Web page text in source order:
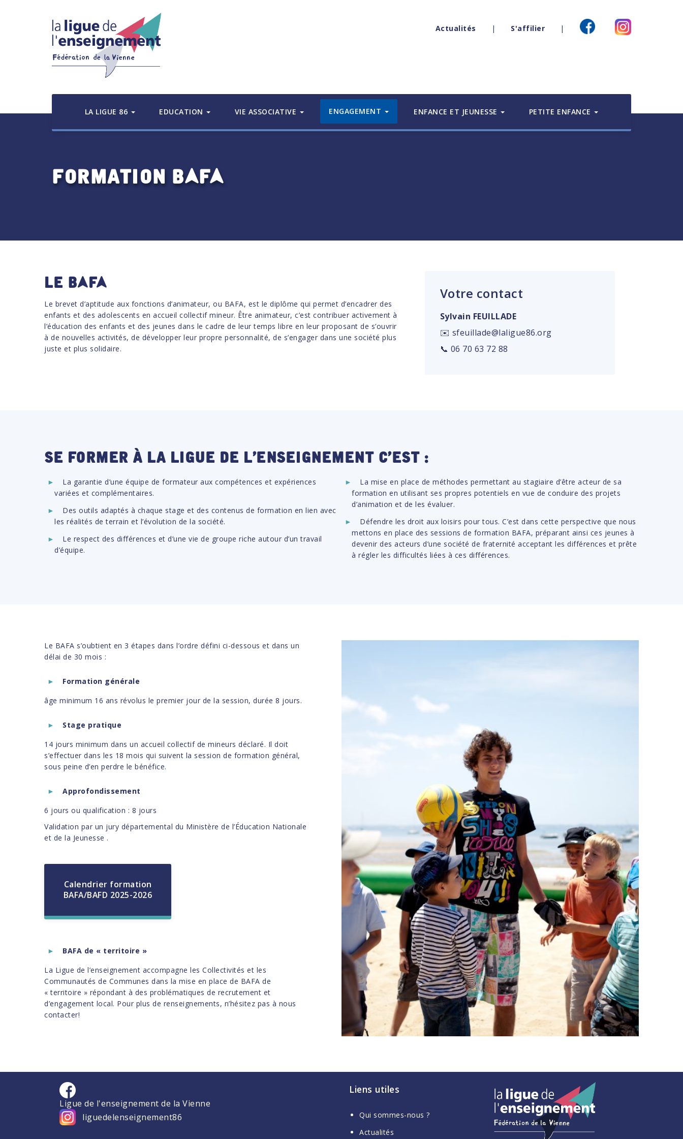
Actualités | S'affilier |
LA LIGUE 86 EDUCATION VIE ASSOCIATIVE ENGAGEMENT ENFANCE ET JEUNESSE PETITE ENFANCE
Formation BAFA
Le BAFA
Le brevet d’aptitude aux fonctions d’animateur, ou BAFA, est le diplôme qui permet d’encadrer des
enfants et des adolescents en accueil collectif mineur. Être animateur, c’est contribuer activement à
l’éducation des enfants et des jeunes dans le cadre de leur temps libre en leur proposant de s’ouvrir
à de nouvelles activités, de développer leur propre personnalité, de s’engager dans une société plus
juste et plus solidaire.
Votre contact
Sylvain FEUILLADE
✉️ sfeuillade@laligue86.org
📞 06 70 63 72 88
Se former à la Ligue de l’enseignement c’est :
La garantie d’une équipe de formateur aux compétences et expériences
variées et complémentaires.
Des outils adaptés à chaque stage et des contenus de formation en lien avec
les réalités de terrain et l’évolution de la société.
Le respect des différences et d’une vie de groupe riche autour d’un travail
d’équipe.
La mise en place de méthodes permettant au stagiaire d’être acteur de sa
formation en utilisant ses propres potentiels en vue de conduire des projets
d’animation et de les évaluer.
Défendre les droit aux loisirs pour tous. C’est dans cette perspective que nous
mettons en place des sessions de formation BAFA, préparant ainsi ces jeunes à
devenir des acteurs d’une société de fraternité acceptant les différences et prête
à régler les difficultés liées à ces différences.
Le BAFA s’oubtient en 3 étapes dans l’ordre défini ci-dessous et dans un
délai de 30 mois :
Formation générale
âge minimum 16 ans révolus le premier jour de la session, durée 8 jours.
Stage pratique
14 jours minimum dans un accueil collectif de mineurs déclaré. Il doit
s’effectuer dans les 18 mois qui suivent la session de formation général,
sous peine d’en perdre le bénéfice.
Approfondissement
6 jours ou qualification : 8 jours
Validation par un jury départemental du Ministère de l’Éducation Nationale
et de la Jeunesse .
Calendrier formation
BAFA/BAFD 2025-2026
BAFA de « territoire »
La Ligue de l’enseignement accompagne les Collectivités et les
Communautés de Communes dans la mise en place de BAFA de
« territoire » répondant à des problématiques de recrutement et
d’engagement local. Pour plus de renseignements, n’hésitez pas à nous
contacter!
Ligue de l'enseignement de la Vienne
Liens utiles
Qui sommes-nous ?
Actualités